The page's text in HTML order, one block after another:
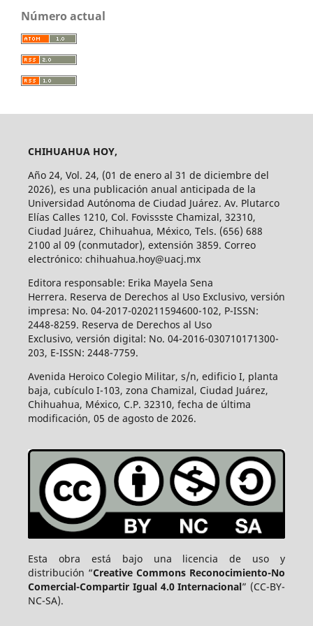
Número actual
CHIHUAHUA HOY,
Año 24, Vol. 24, (01 de enero al 31 de diciembre del
2026), es una publicación anual anticipada de la
Universidad Autónoma de Ciudad Juárez. Av. Plutarco
Elías Calles 1210, Col. Fovissste Chamizal, 32310,
Ciudad Juárez, Chihuahua, México, Tels. (656) 688
2100 al 09 (conmutador), extensión 3859. Correo
electrónico: chihuahua.hoy@uacj.mx
Editora responsable: Erika Mayela Sena
Herrera. Reserva de Derechos al Uso Exclusivo, versión
impresa: No. 04-2017-020211594600-102, P-ISSN:
2448-8259. Reserva de Derechos al Uso
Exclusivo, versión digital: No. 04-2016-030710171300-
203, E-ISSN: 2448-7759.
Avenida Heroico Colegio Militar, s/n, edificio I, planta
baja, cubículo I-103, zona Chamizal, Ciudad Juárez,
Chihuahua, México, C.P. 32310, fecha de última
modificación, 05 de agosto de 2026.
Esta obra está bajo una licencia de uso y
distribución “Creative Commons Reconocimiento-No
Comercial-Compartir Igual 4.0 Internacional” (CC-BY-
NC-SA).